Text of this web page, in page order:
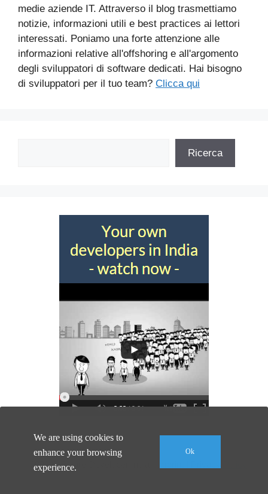
medie aziende IT. Attraverso il blog trasmettiamo
notizie, informazioni utili e best practices ai lettori
interessati. Poniamo una forte attenzione alle
informazioni relative all'offshoring e all'argomento
degli sviluppatori di software dedicati. Hai bisogno
di sviluppatori per il tuo team? Clicca qui
Ricerca
© 2026 Software Developer India |
We are using cookies to
enhance your browsing
experience.
Ok